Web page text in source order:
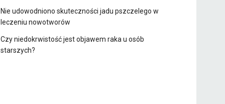
Nie udowodniono skuteczności jadu pszczelego w
leczeniu nowotworów
Czy niedokrwistość jest objawem raka u osób
starszych?